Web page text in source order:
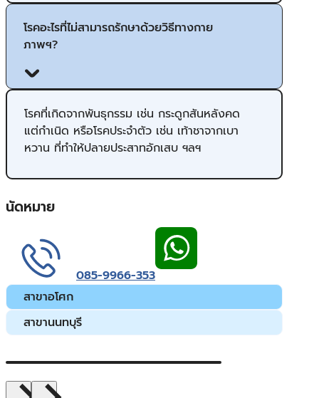
โรคอะไรที่ไม่สามารถรักษาด้วยวิธีทางกาย
ภาพฯ?
โรคที่เกิดจากพันธุกรรม เช่น กระดูกสันหลังคด
แต่กำเนิด หรือโรคประจำตัว เช่น เท้าชาจากเบา
หวาน ที่ทำให้ปลายประสาทอักเสบ ฯลฯ
นัดหมาย
085-9966-353
สาขาอโศก
สาขานนทบุรี